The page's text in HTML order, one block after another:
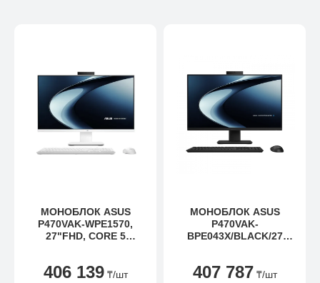
МОНОБЛОК ASUS
P470VAK-WPE1570,
27"FHD, CORE 5
GRAPHICS,DOS,300NT
406 139 ₸/шт
МОНОБЛОК ASUS
P470VAK-
BPE043X/BLACK/27
FI6E+BT5.4/DTPM/1080P
407 787 ₸/шт